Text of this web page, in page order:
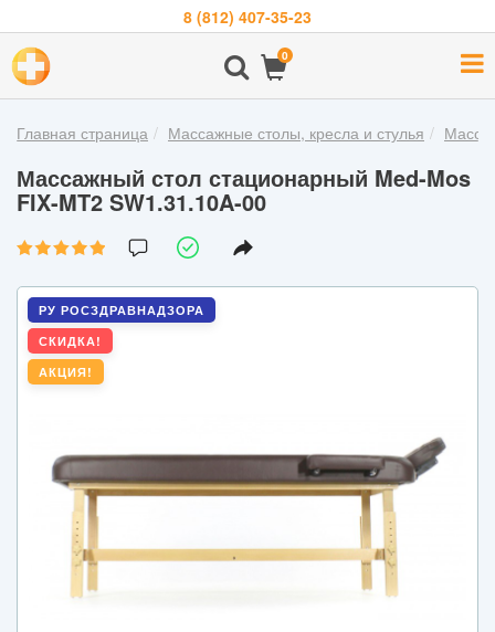
8 (812) 407-35-23
0
О
компании
Бренды
Покупателям
Контакты
Войти
Главная страница Массажные столы, кресла и стулья
Массажный стол стационарный Med-Mos
FIX-MT2 SW1.31.10A-00
РУ РОСЗДРАВНАДЗОРА
СКИДКА!
АКЦИЯ!